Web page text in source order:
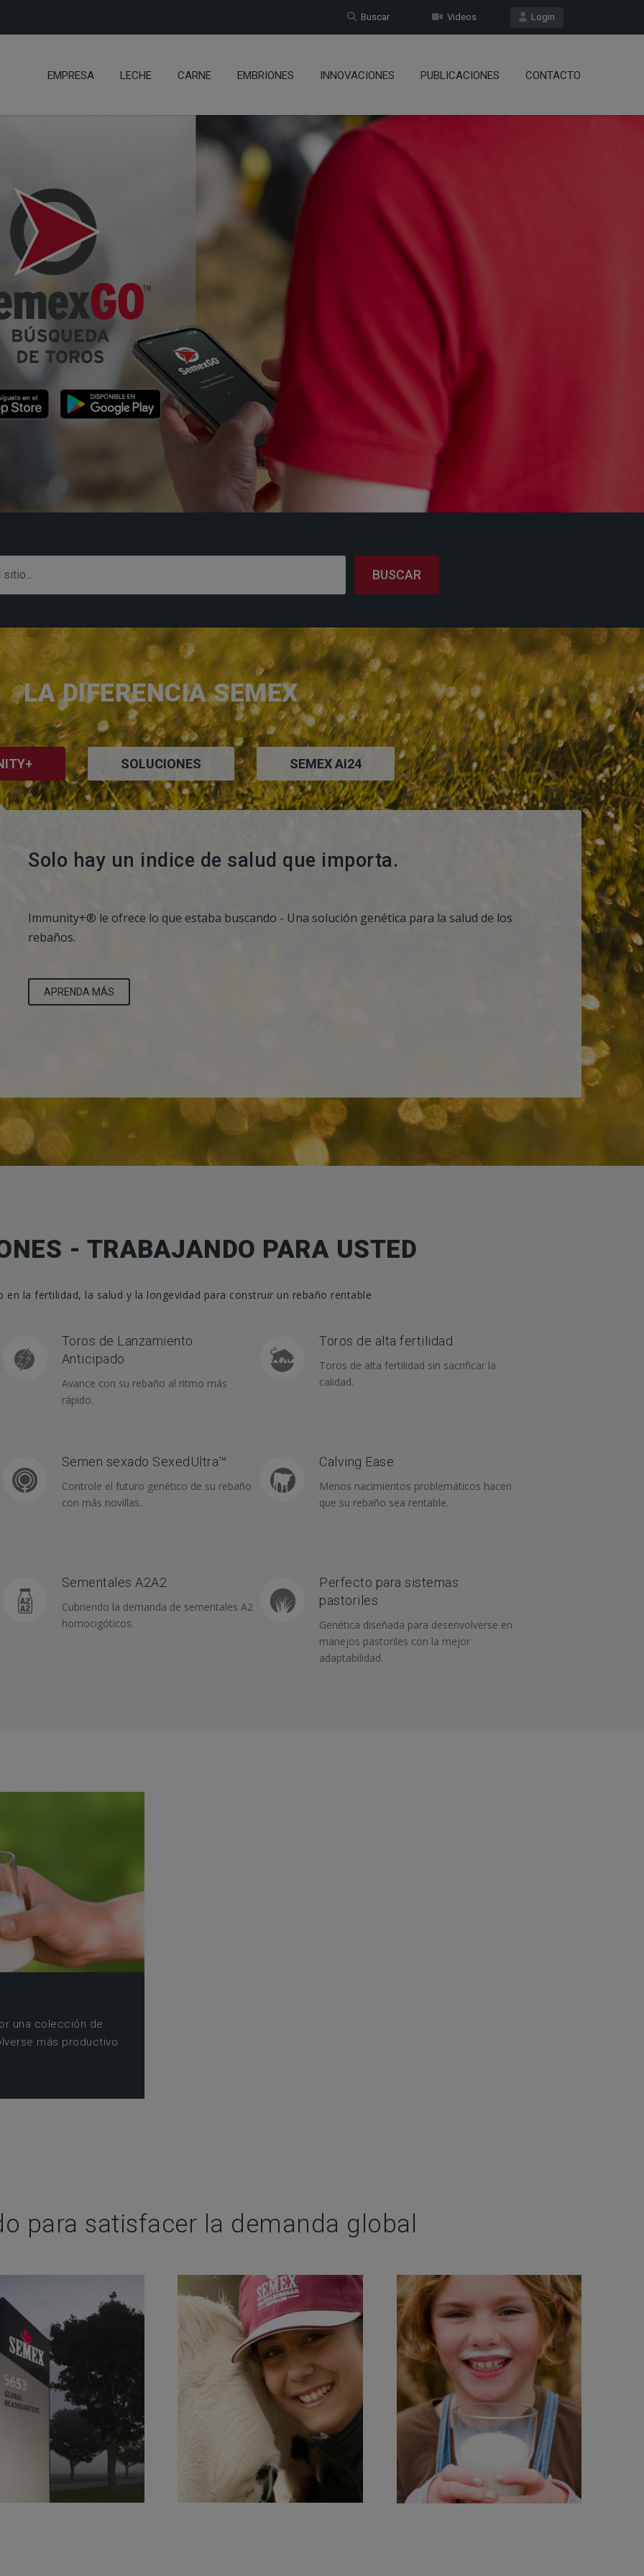
Login
Videos
Buscar
EMPRESA LECHE CARNE EMBRIONES INNOVACIONES PUBLICACIONES CONTACTO
LA DIFERENCIA SEMEX
SOLUCIONES SEMEX AI24
Solo hay un indice de salud que importa.
Immunity+® le ofrece lo que estaba buscando - Una solución genética para la salud de los
rebaños.
APRENDA MÁS
- TRABAJANDO PARA USTED
en la fertilidad, la salud y la longevidad para construir un rebaño rentable
Toros de Lanzamiento
Anticipado
Avance con su rebaño al ritmo más
rápido.
Semen sexado SexedUltra™
Controle el futuro genético de su rebaño
con más novillas..
Sementales A2A2
Cubriendo la demanda de sementales A2
homocigóticos.
Toros de alta fertilidad
Toros de alta fertilidad sin sacrificar la
calidad.
Calving Ease
Menos nacimientos problemáticos hacen
que su rebaño sea rentable.
Perfecto para sistemas
pastoriles
Genética diseñada para desenvolverse en
manejos pastoriles con la mejor
adaptabilidad.
una colección de
más productivo
para satisfacer la demanda global
de Distribución Global
en más de
110 países
APRENDA MÁS
Las personas son la
PIEDRA
ANGULAR
de nuestro éxito
APRENDA MÁS
Más de 40 años
de experiencia en mercados
internacionales
APRENDA MÁS